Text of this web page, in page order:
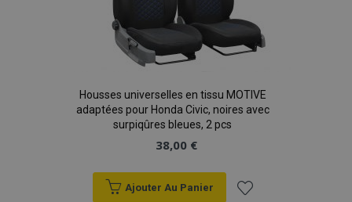
Housses universelles en tissu MOTIVE
adaptées pour Honda Civic, noires avec
surpiqûres bleues, 2 pcs
38,00 €
Ajouter Au Panier